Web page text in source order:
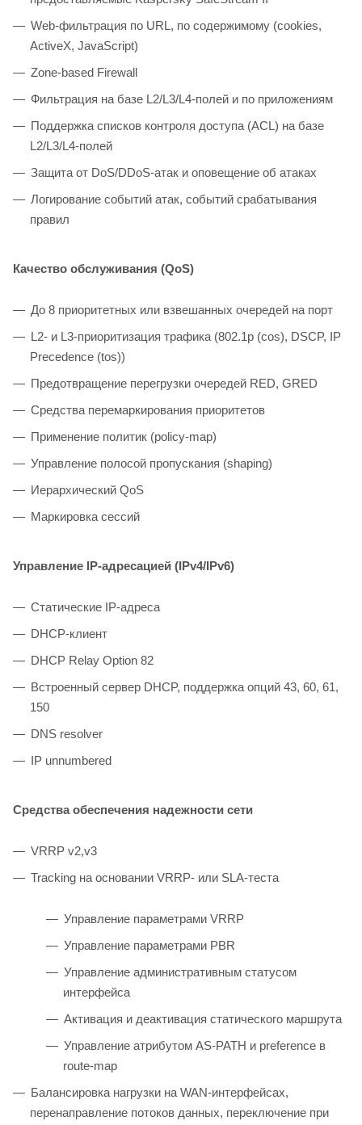
Web-фильтрация по URL, по содержимому (cookies,
ActiveX, JavaScript)
Zone-based Firewall
Фильтрация на базе L2/L3/L4-полей и по приложениям
Поддержка списков контроля доступа (ACL) на базе
L2/L3/L4-полей
Защита от DoS/DDoS-атак и оповещение об атаках
Логирование событий атак, событий срабатывания
правил
Качество обслуживания (QoS)
До 8 приоритетных или взвешанных очередей на порт
L2- и L3-приоритизация трафика (802.1p (cos), DSCP, IP
Precedence (tos))
Предотвращение перегрузки очередей RED, GRED
Средства перемаркирования приоритетов
Применение политик (policy-map)
Управление полосой пропускания (shaping)
Иерархический QоS
Маркировка сессий
Управление IP-адресацией (IPv4/IPv6)
Статические IP-адреса
DHCP-клиент
DHCP Relay Option 82
Встроенный сервер DHCP, поддержка опций 43, 60, 61,
150
DNS resolver
IP unnumbered
Средства обеспечения надежности сети
VRRP v2,v3
Tracking на основании VRRP- или SLA-теста
Управление параметрами VRRP
Управление параметрами PBR
Управление административным статусом
интерфейса
Активация и деактивация статического маршрута
Управление атрибутом AS-PATH и preference в
route-map
Балансировка нагрузки на WAN-интерфейсах,
перенаправление потоков данных, переключение при